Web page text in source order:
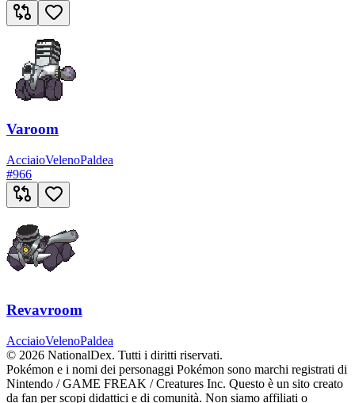
Varoom
AcciaioVelenoPaldea
#966
Revavroom
AcciaioVelenoPaldea
© 2026 NationalDex. Tutti i diritti riservati.
Pokémon e i nomi dei personaggi Pokémon sono marchi registrati di
Nintendo / GAME FREAK / Creatures Inc. Questo è un sito creato
da fan per scopi didattici e di comunità. Non siamo affiliati o